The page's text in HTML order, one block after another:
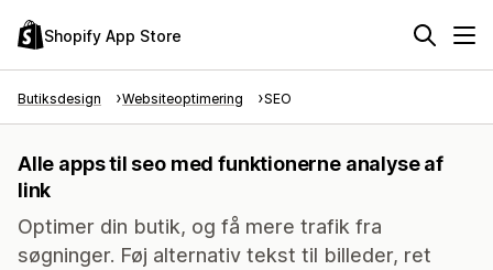
Shopify App Store
Butiksdesign Websiteoptimering SEO
Alle apps til seo med funktionerne analyse af
link
Optimer din butik, og få mere trafik fra
søgninger. Føj alternativ tekst til billeder, ret